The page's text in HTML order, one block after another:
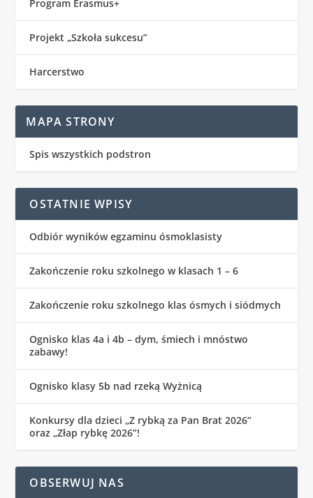
Program Erasmus+
Projekt „Szkoła sukcesu”
Harcerstwo
MAPA STRONY
Spis wszystkich podstron
OSTATNIE WPISY
Odbiór wyników egzaminu ósmoklasisty
Zakończenie roku szkolnego w klasach 1 – 6
Zakończenie roku szkolnego klas ósmych i siódmych
Ognisko klas 4a i 4b – dym, śmiech i mnóstwo
zabawy!
Ognisko klasy 5b nad rzeką Wyżnicą
Konkursy dla dzieci „Z rybką za Pan Brat 2026”
oraz „Złap rybkę 2026”!
OBSERWUJ NAS